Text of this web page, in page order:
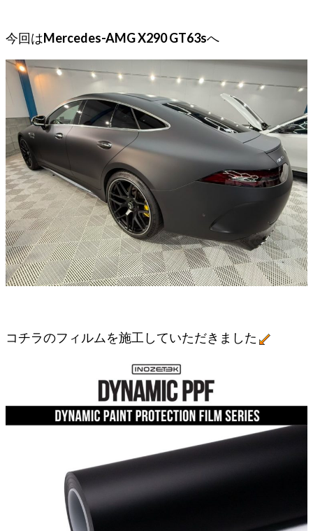
今回はMercedes-AMG X290 GT63sへ
コチラのフィルムを施工していただきました